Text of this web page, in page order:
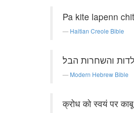
Pa kite lapenn
Haitian Creole Bible
והשחרות הבל׃
Modern Hebrew Bible
क्रोध को स्वयं पर